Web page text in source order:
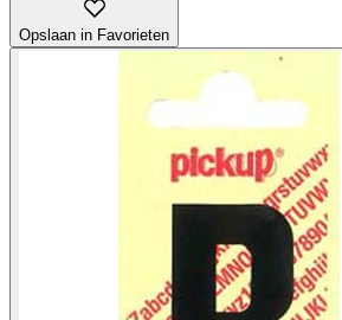
Opslaan in Favorieten